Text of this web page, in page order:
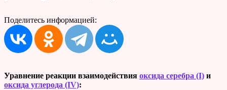
Поделитесь информацией:
Уравнение реакции взаимодействия оксида серебра (I) и
оксида углерода (IV):